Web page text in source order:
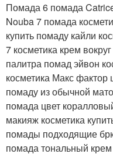
Помада 6 помада
Nouba 7 помада
купить помаду кайли
7 косметика крем
палитра помад эйвон
косметика Макс фактор
помаду из обычной
помада цвет
макияж косметика
помады подходящие
помада тональный